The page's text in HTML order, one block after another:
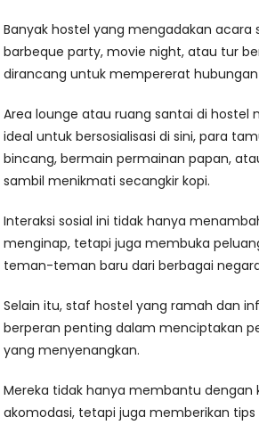
Banyak hostel yang mengadakan acara
barbeque party, movie night, atau tur
dirancang untuk mempererat
Area lounge atau ruang santai di hostel
ideal untuk bersosialisasi di sini, para
bincang, bermain permainan papan,
sambil menikmati secangkir kopi.
Interaksi sosial ini tidak hanya
menginap, tetapi juga membuka
teman-teman baru dari berbagai
Selain itu, staf hostel yang ramah dan
berperan penting dalam menciptakan
yang menyenangkan.
Mereka tidak hanya membantu dengan
akomodasi, tetapi juga memberikan